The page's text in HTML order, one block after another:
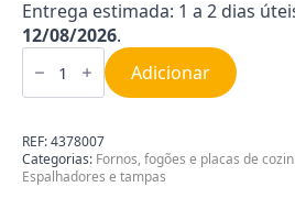
Entrega estimada: 1 a 2 dias
12/08/2026.
Quantidade
de
de
mm
com
Furo
Junex
Adicionar
REF:4378007
Categorias: Fornos, fogões e placas de
Espalhadores e tampas